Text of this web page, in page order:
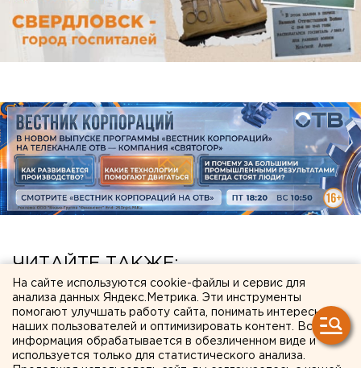
ЧИТАЙТЕ ТАКЖЕ:
МИД призвал россиян готовиться к затяжной
войне
В Екатеринбурге горит склад Wildberries
На сайте используются cookie-файлы и сервис для
анализа данных Яндекс.Метрика. Эти инструменты
помогают улучшать работу сайта, понимать интересы
наших пользователей и оптимизировать контент. Вся
информация обрабатывается в обезличенном виде и
используется только для статистического анализа.